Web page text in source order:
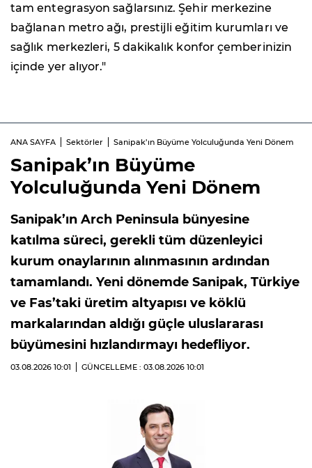
tam entegrasyon sağlarsınız. Şehir merkezine
bağlanan metro ağı, prestijli eğitim kurumları ve
sağlık merkezleri, 5 dakikalık konfor çemberinizin
içinde yer alıyor."
ANA SAYFA Sektörler Sanipak’ın Büyüme Yolculuğunda Yeni Dönem
Sanipak’ın Büyüme
Yolculuğunda Yeni Dönem
Sanipak’ın Arch Peninsula bünyesine
katılma süreci, gerekli tüm düzenleyici
kurum onaylarının alınmasının ardından
tamamlandı. Yeni dönemde Sanipak, Türkiye
ve Fas’taki üretim altyapısı ve köklü
markalarından aldığı güçle uluslararası
büyümesini hızlandırmayı hedefliyor.
03.08.2026 10:01 GÜNCELLEME : 03.08.2026 10:01